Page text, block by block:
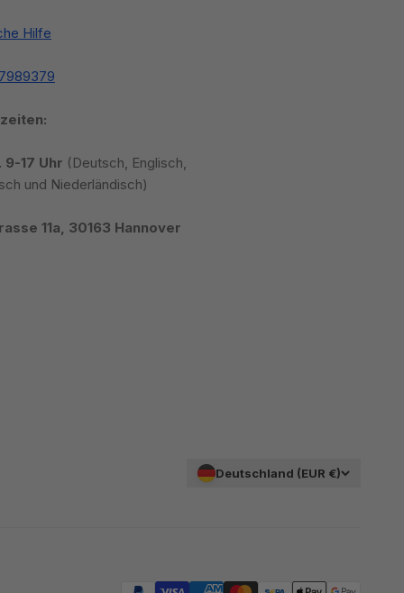
Hilfe
9-17 Uhr (Deutsch, Englisch,
und Niederländisch)
11a, 30163 Hannover
Deutschland (EUR €)